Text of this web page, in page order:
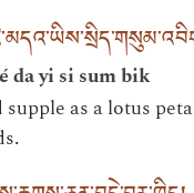
da yi si sum bik
as a lotus